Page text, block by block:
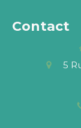
Contact
5